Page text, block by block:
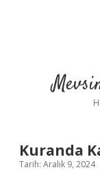
Kuranda
Tarih: Aralık 9, 2024